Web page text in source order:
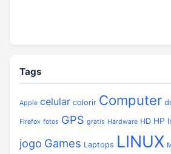
Tags
Apple celular colorir Computer
Firefox fotos GPS gratis Hardware HD HP
jogo Games Laptops LINUX